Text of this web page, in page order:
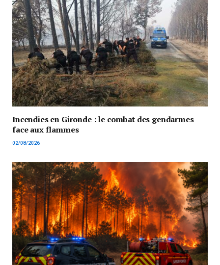
Incendies en Gironde : le combat des gendarmes
face aux flammes
02/08/2026